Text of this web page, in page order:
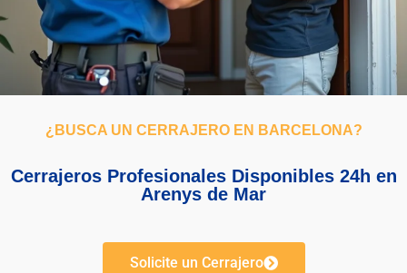
¿BUSCA UN CERRAJERO EN BARCELONA?
Cerrajeros Profesionales Disponibles 24h en
Arenys de Mar
Solicite un Cerrajero